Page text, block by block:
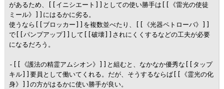
があるため、[[イニシエート]]としての使い勝手は[[《雷光の使徒
ミール》]]にはるかに劣る。
使うなら[[ブロッカー]]を複数並べたり、[[《光器ペトローバ》]]
で[[パンプアップ]]して[[破壊]]されにくくするなどの工夫が必要
になるだろう。
-[[《護法の精霊アムシオン》]]と組むと、なかなか優秀な[[タップ
キル]]要員として働いてくれる。だが、そうするならば[[《霊光の化
身》]]の方がはるかに使い勝手が良い。